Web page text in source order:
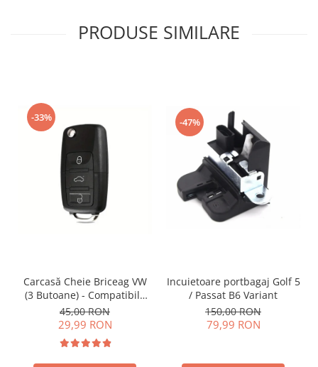
PRODUSE SIMILARE
-33%
Carcasă Cheie Briceag VW
(3 Butoane) - Compatibilă
Golf 5, Jetta, Touran etc
45,00 RON
29,99 RON
-47%
Incuietoare portbagaj Golf 5
/ Passat B6 Variant
150,00 RON
79,99 RON